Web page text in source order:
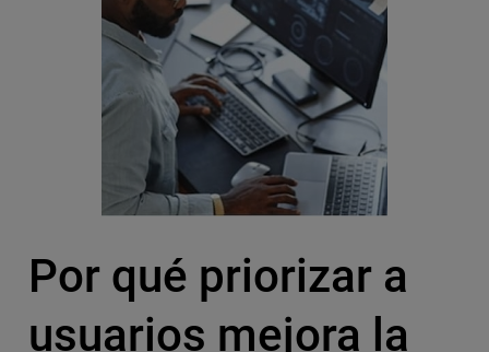
Por qué priorizar a
usuarios mejora la